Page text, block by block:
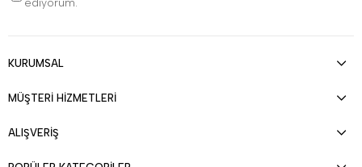
ediyorum.
KURUMSAL
MÜŞTERİ HİZMETLERİ
ALIŞVERİŞ